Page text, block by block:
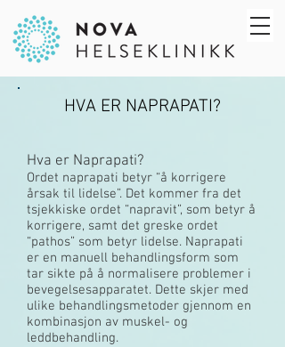
HVA ER NAPRAPATI?
Hva er Naprapati?
Ordet naprapati betyr “å korrigere
årsak til lidelse”. Det kommer fra det
tsjekkiske ordet “napravit”, som betyr å
korrigere, samt det greske ordet
“pathos” som betyr lidelse. Naprapati
er en manuell behandlingsform som
tar sikte på å normalisere problemer i
bevegelsesapparatet. Dette skjer med
ulike behandlingsmetoder gjennom en
kombinasjon av muskel- og
leddbehandling.